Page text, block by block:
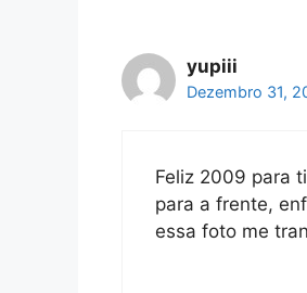
yupiii
Dezembro 31,
Feliz 2009 para
para a frente,
essa foto me